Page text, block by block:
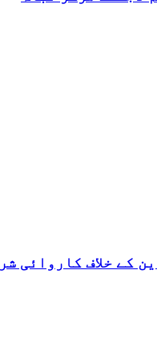
کے خلاف کاروائی